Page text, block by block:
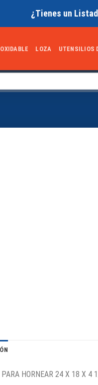
¿Tienes un
LOZA UTENSILIOS
HORNEAR 24 X 18 X 4